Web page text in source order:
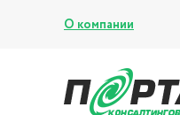
О компании